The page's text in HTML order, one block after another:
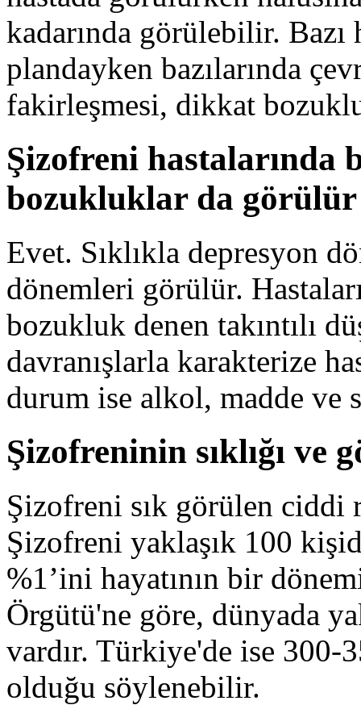
kadarında görülebilir. Bazı
plandayken bazılarında
fakirleşmesi, dikkat
Şizofreni hastalarında
bozukluklar da
Evet. Sıklıkla depresyon
dönemleri görülür.
bozukluk denen takıntılı
davranışlarla karakterize
durum ise alkol, madde ve
Şizofreninin sıklığı ve
Şizofreni sık görülen ciddi
Şizofreni yaklaşık 100
%1’ini hayatının bir
Örgütü'ne göre, dünyada
vardır. Türkiye'de ise 300-
olduğu söylenebilir.